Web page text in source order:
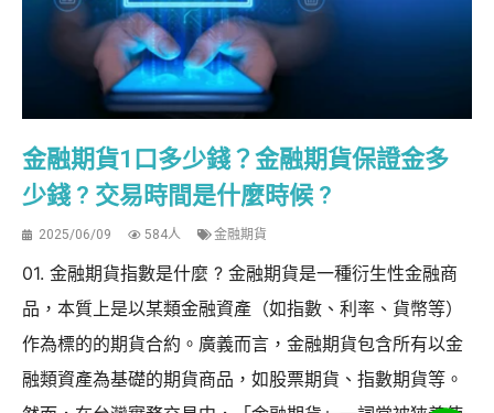
金融期貨1口多少錢？金融期貨保證金多
少錢 ? 交易時間是什麼時候 ?
2025/06/09 584人 金融期貨
01. 金融期貨指數是什麼 ? 金融期貨是一種衍生性金融商
品，本質上是以某類金融資產（如指數、利率、貨幣等）
作為標的的期貨合約。廣義而言，金融期貨包含所有以金
融類資產為基礎的期貨商品，如股票期貨、指數期貨等。